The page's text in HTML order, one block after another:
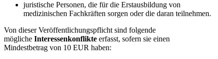
juristische Personen, die für die Erstausbildung von
medizinischen Fachkräften sorgen oder die daran teilnehmen.
Von dieser Veröffentlichungspflicht sind folgende
mögliche Interessenkonflikte erfasst, sofern sie einen
Mindestbetrag von 10 EUR haben: